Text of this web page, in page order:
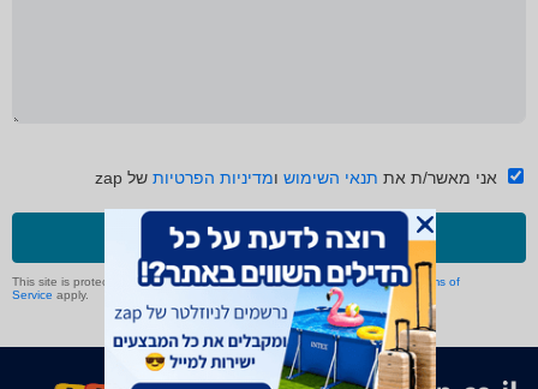
אני מאשר/ת את תנאי השימוש ומדיניות הפרטיות של zap
שליחה
This site is protected by reCAPTCHA and the GooglePrivacy Policyand Terms of
Service apply.